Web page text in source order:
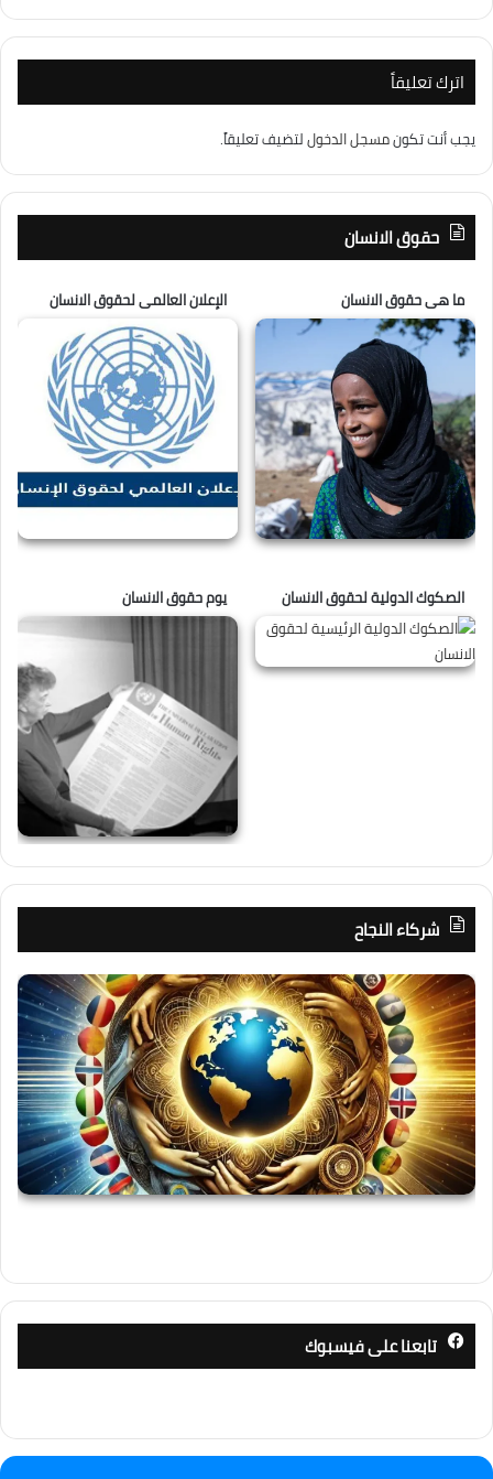
اترك تعليقاً
يجب أنت تكونمسجل الدخوللتضيف تعليقاً.
حقوق الانسان
ما هى حقوق الانسان الإعلان العالمى لحقوق الانسان
الصكوك الدولية لحقوق الانسان يوم حقوق الانسان
شركاء النجاح
تابعنا على فيسبوك